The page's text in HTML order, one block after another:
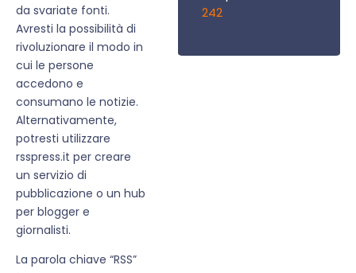
da svariate fonti.
Avresti la possibilità di
rivoluzionare il modo in
cui le persone
accedono e
consumano le notizie.
Alternativamente,
potresti utilizzare
rsspress.it per creare
un servizio di
pubblicazione o un hub
per blogger e
giornalisti.
La parola chiave “RSS”
242